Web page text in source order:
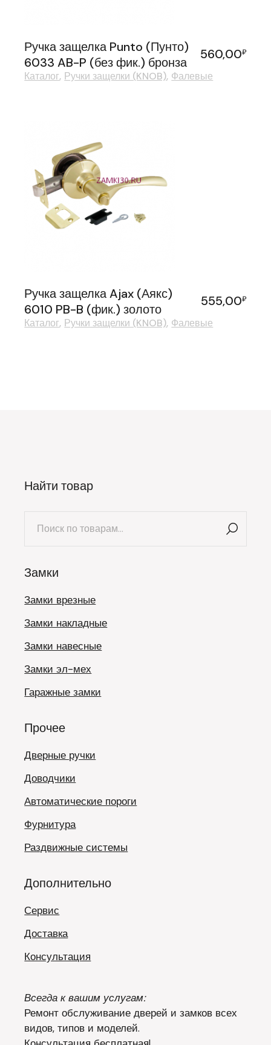
Ручка защелка Punto (Пунто)
6033 AB-P (без фик.) бронза
560,00₽
Каталог Ручки защелки (KNOB) Фалевые
Ручка защелка Ajax (Аякс)
6010 PB-B (фик.) золото
555,00₽
Каталог Ручки защелки (KNOB) Фалевые
Найти товар
Замки
Замки врезные
Замки накладные
Замки навесные
Замки эл-мех
Гаражные замки
Прочее
Дверные ручки
Доводчики
Автоматические пороги
Фурнитура
Раздвижные системы
Дополнительно
Сервис
Доставка
Консультация
Всегда к вашим услугам:
Ремонт обслуживание дверей и замков всех
видов, типов и моделей.